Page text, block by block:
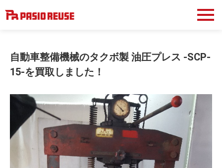
自動車整備機械のタクボ製 油圧プレス -SCP-
15-を買取しました！